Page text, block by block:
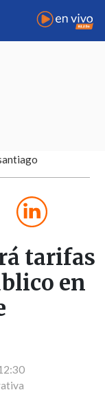
tarifas
en